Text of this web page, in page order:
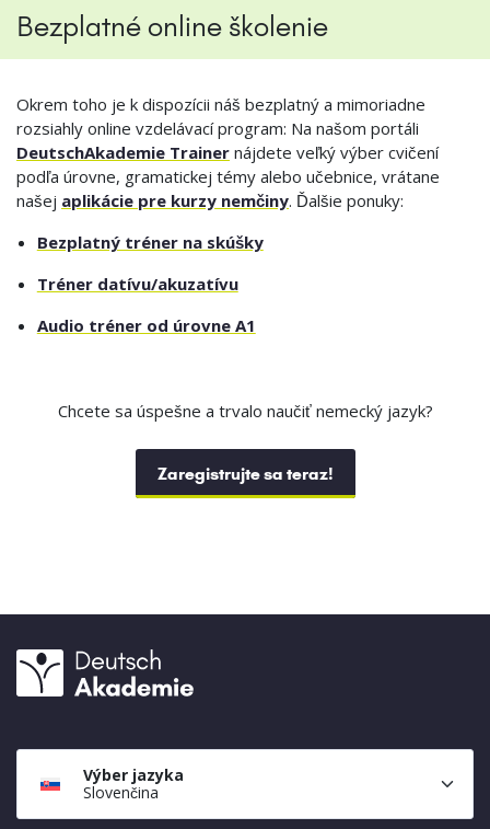
Bezplatné online školenie
Okrem toho je k dispozícii náš bezplatný a mimoriadne
rozsiahly online vzdelávací program: Na našom portáli
DeutschAkademie Trainer nájdete veľký výber cvičení
podľa úrovne, gramatickej témy alebo učebnice, vrátane
našej aplikácie pre kurzy nemčiny. Ďalšie ponuky:
Bezplatný tréner na skúšky
Tréner datívu/akuzatívu
Audio tréner od úrovne A1
Chcete sa úspešne a trvalo naučiť nemecký jazyk?
Zaregistrujte sa teraz!
Výber jazyka
Slovenčina